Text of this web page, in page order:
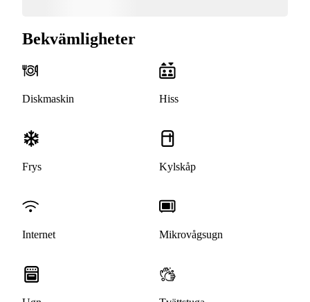
Bekvämligheter
Diskmaskin Hiss
Frys Kylskåp
Internet Mikrovågsugn